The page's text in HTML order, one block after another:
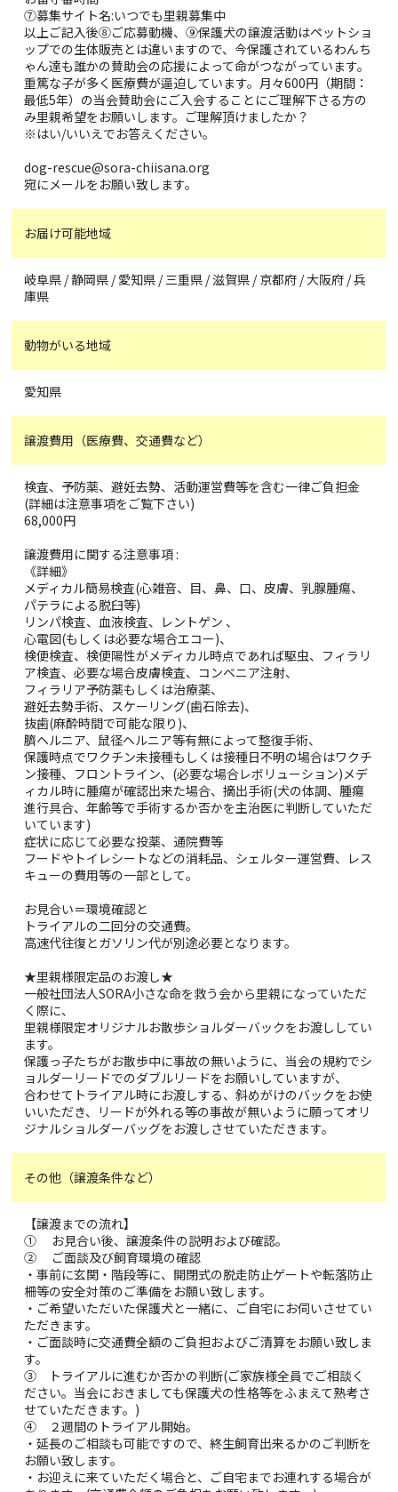
⑦募集サイト名:いつでも里親募集中
以上ご記入後⑧ご応募動機、⑨保護犬の譲渡活動はペットショ
ップでの生体販売とは違いますので、今保護されているわんち
ゃん達も誰かの賛助会の応援によって命がつながっています。
重篤な子が多く医療費が逼迫しています。月々600円（期間：
最低5年）の当会賛助会にご入会することにご理解下さる方の
み里親希望をお願いします。ご理解頂けましたか？
※はい/いいえでお答えください。
dog-rescue@sora-chiisana.org
宛にメールをお願い致します。
お届け可能地域
岐阜県 / 静岡県 / 愛知県 / 三重県 / 滋賀県 / 京都府 / 大阪府 / 兵
庫県
動物がいる地域
愛知県
譲渡費用（医療費、交通費など）
検査、予防薬、避妊去勢、活動運営費等を含む一律ご負担金
(詳細は注意事項をご覧下さい)
68,000円
譲渡費用に関する注意事項 :
《詳細》
メディカル簡易検査(心雑音、目、鼻、口、皮膚、乳腺腫瘍、
パテラによる脱臼等)
リンパ検査、血液検査、レントゲン 、
心電図(もしくは必要な場合エコー)、
検便検査、検便陽性がメディカル時点であれば駆虫、フィラリ
ア検査、必要な場合皮膚検査、コンベニア注射、
フィラリア予防薬もしくは治療薬、
避妊去勢手術、スケーリング(歯石除去)、
抜歯(麻酔時間で可能な限り)、
臍ヘルニア、鼠径ヘルニア等有無によって整復手術、
保護時点でワクチン未接種もしくは接種日不明の場合はワクチ
ン接種、フロントライン、(必要な場合レボリューション)メデ
ィカル時に腫瘍が確認出来た場合、摘出手術(犬の体調、腫瘍
進行具合、年齢等で手術するか否かを主治医に判断していただ
いています)
症状に応じて必要な投薬、通院費等
フードやトイレシートなどの消耗品、シェルター運営費、レス
キューの費用等の一部として。
お見合い＝環境確認と
トライアルの二回分の交通費。
高速代往復とガソリン代が別途必要となります。
★里親様限定品のお渡し★
一般社団法人SORA小さな命を救う会から里親になっていただ
く際に、
里親様限定オリジナルお散歩ショルダーバックをお渡ししてい
ます。
保護っ子たちがお散歩中に事故の無いように、当会の規約でシ
ョルダーリードでのダブルリードをお願いしていますが、
合わせてトライアル時にお渡しする、斜めがけのバックをお使
いいただき、リードが外れる等の事故が無いように願ってオリ
ジナルショルダーバッグをお渡しさせていただきます。
その他（譲渡条件など）
【譲渡までの流れ】
① お見合い後、譲渡条件の説明および確認。
② ご面談及び飼育環境の確認
・事前に玄関・階段等に、開閉式の脱走防止ゲートや転落防止
柵等の安全対策のご準備をお願い致します。
・ご希望いただいた保護犬と一緒に、ご自宅にお伺いさせてい
ただきます。
・ご面談時に交通費全額のご負担およびご清算をお願い致しま
す。
③ トライアルに進むか否かの判断(ご家族様全員でご相談く
ださい。当会におきましても保護犬の性格等をふまえて熟考さ
せていただきます。)
④ ２週間のトライアル開始。
・延長のご相談も可能ですので、終生飼育出来るかのご判断を
お願い致します。
・お迎えに来ていただく場合と、ご自宅までお連れする場合が